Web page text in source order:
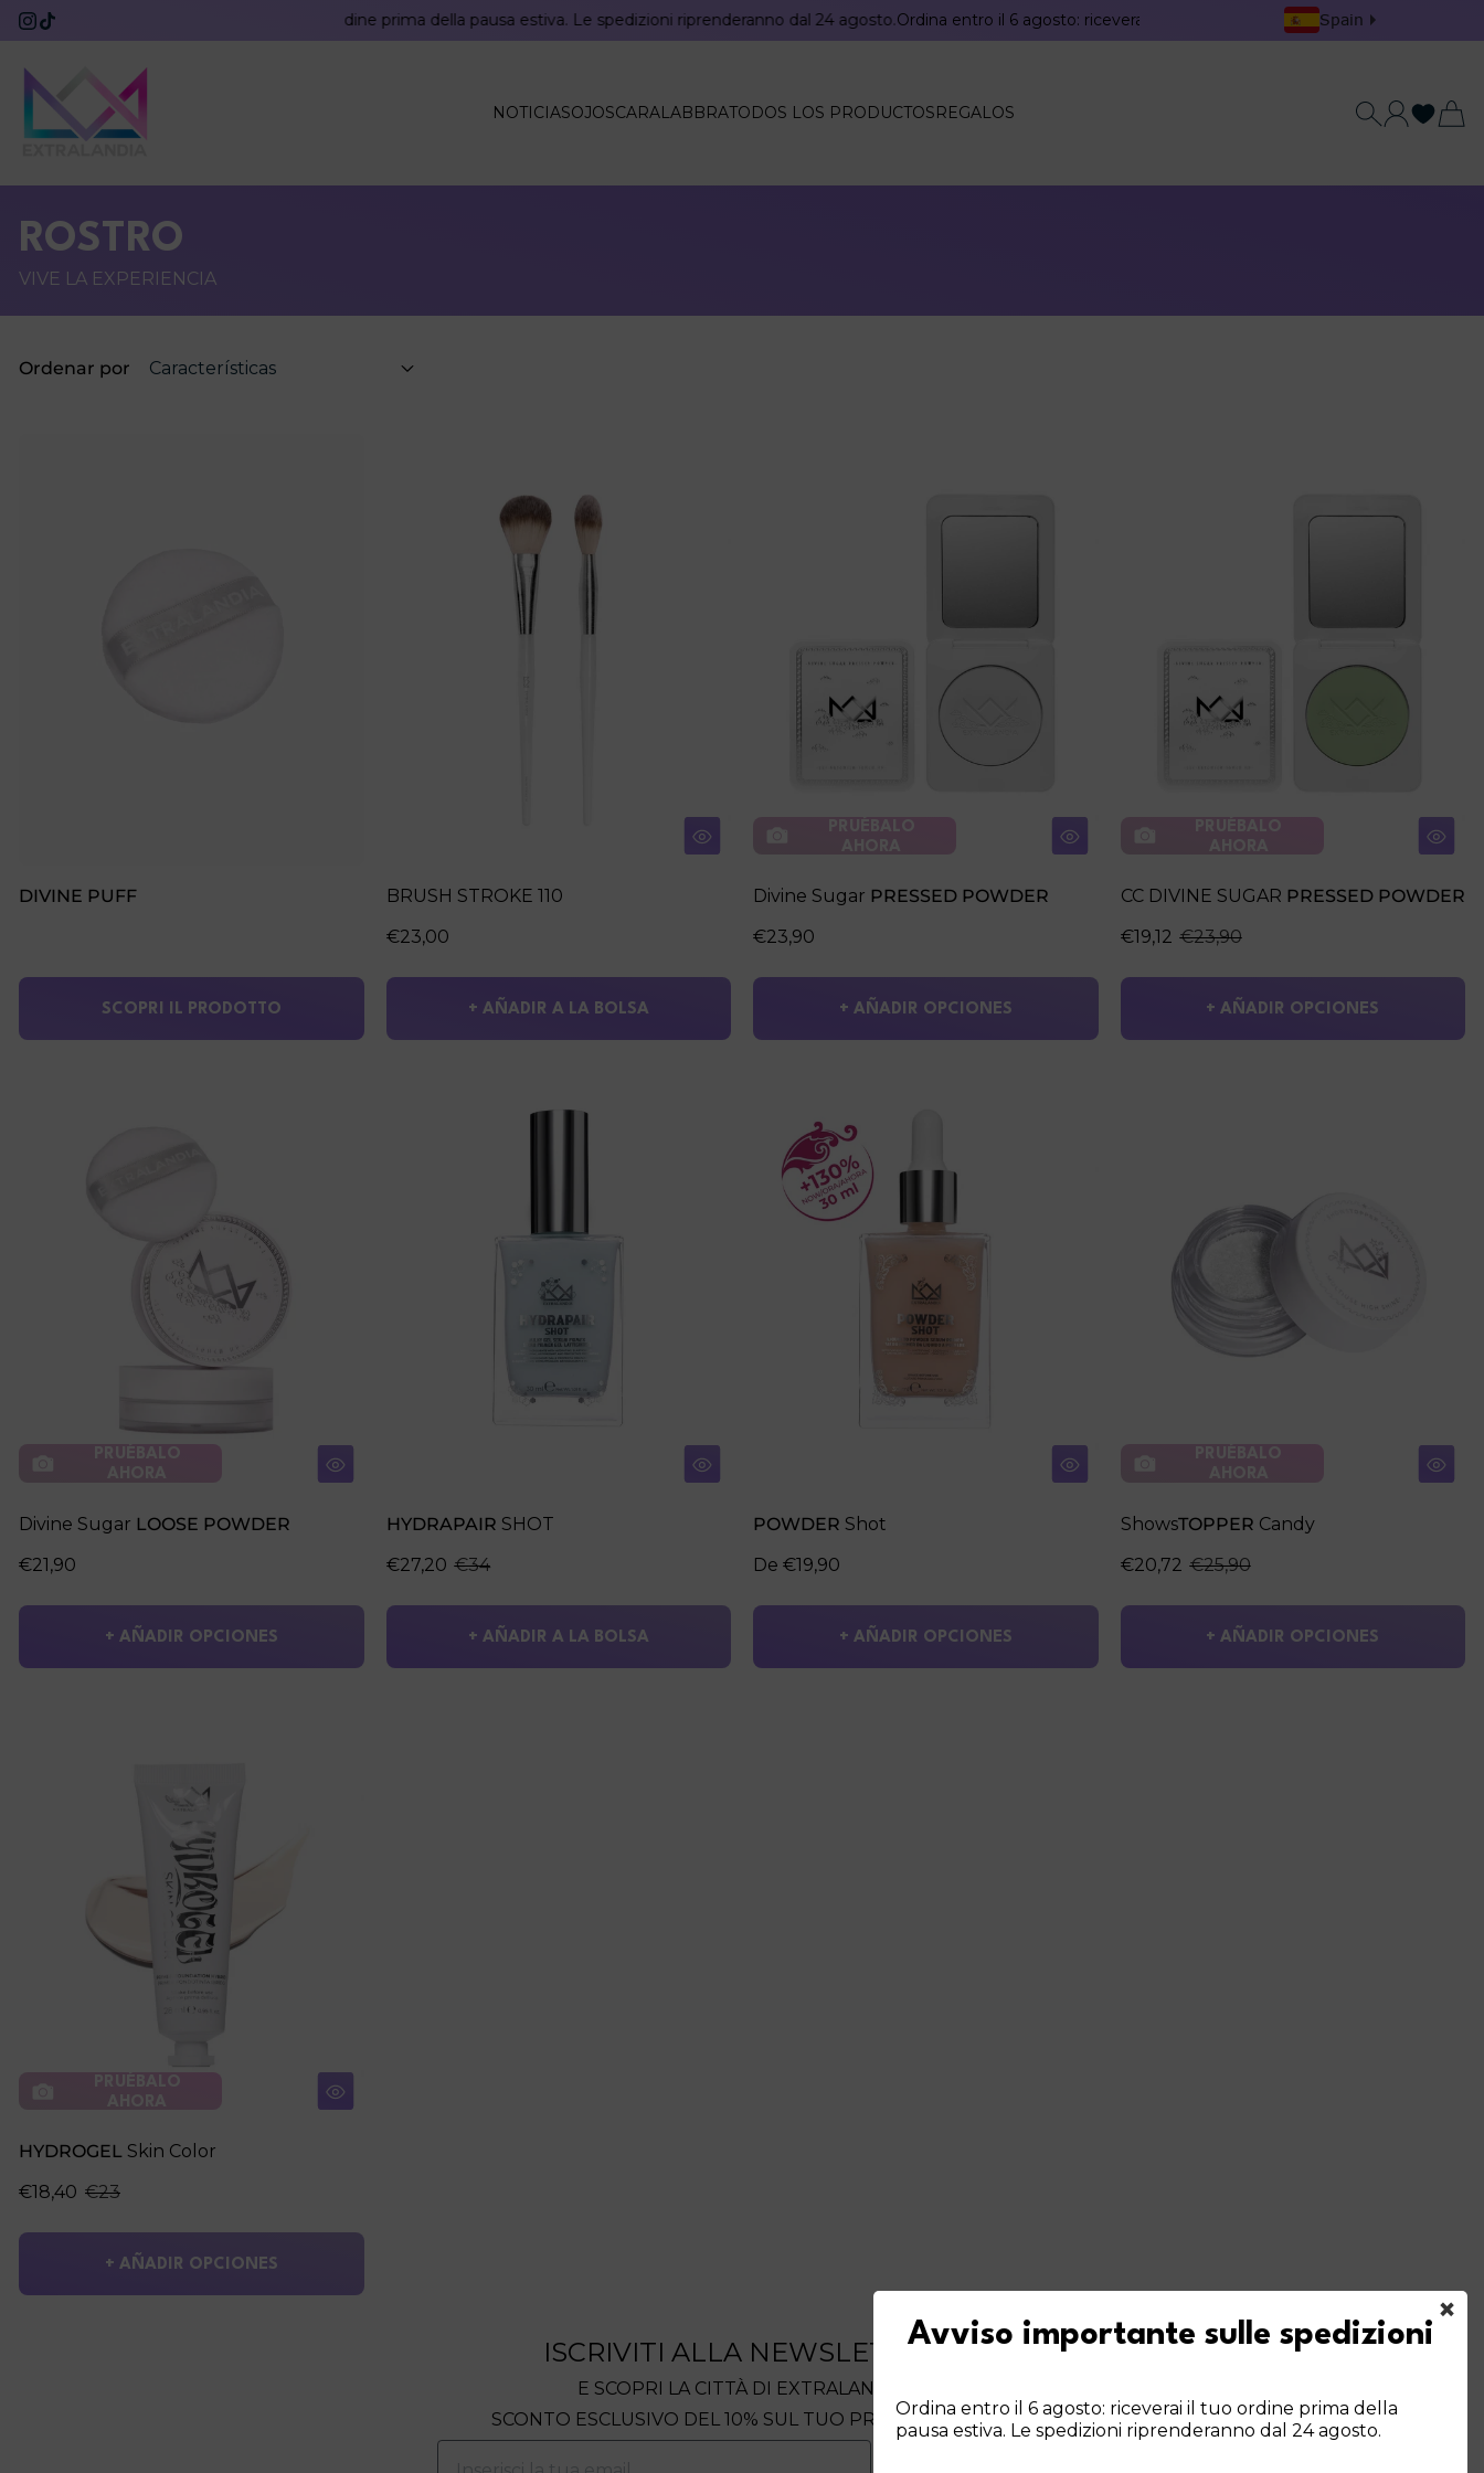
IR AL CONTENIDO
Ordina entro il 6 agosto: riceverai il tuo ordine prima della pausa estiva. Le spedizioni riprenderanno dal 24 agosto.Ordina entro il 6 agosto: riceverai il tuo ordine prima della pausa estiva. Le
NOTICIASOJOSCARALABBRATODOS LOS PRODUCTOSREGALOS
Extralandia
Avviso importante sulle spedizioni
×
Ordina entro il 6 agosto: riceverai il tuo ordine prima della
pausa estiva. Le spedizioni riprenderanno dal 24 agosto.
ROSTRO
VIVE LA EXPERIENCIA
Ordenar por
DIVINE PUFF
SCOPRI IL PRODOTTO
BRUSH STROKE 110
€23,00
+ AÑADIR A LA BOLSA
PRUÉBALO
AHORA
Divine Sugar PRESSED POWDER
€23,90
+ AÑADIR OPCIONES
PRUÉBALO
AHORA
CC DIVINE SUGAR PRESSED POWDER
€19,12 €23,90
+ AÑADIR OPCIONES
PRUÉBALO
AHORA
Divine Sugar LOOSE POWDER
€21,90
+ AÑADIR OPCIONES
HYDRAPAIR SHOT
€27,20 €34
+ AÑADIR A LA BOLSA
POWDER Shot
De €19,90
+ AÑADIR OPCIONES
PRUÉBALO
AHORA
ShowsTOPPER Candy
€20,72 €25,90
+ AÑADIR OPCIONES
PRUÉBALO
AHORA
HYDROGEL Skin Color
€18,40 €23
+ AÑADIR OPCIONES
ISCRIVITI ALLA NEWSLETTER
E SCOPRI LA CITTÀ DI EXTRALANDIA
SCONTO ESCLUSIVO DEL 10% SUL TUO PRIMO ORDINE